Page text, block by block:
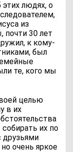
людях, о
из
почти 30 лет
к кому-
был
те, кого мы
целью
в их
их по
друзьями
очень яркое